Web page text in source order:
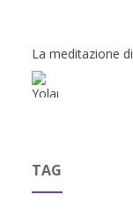
La meditazione
TAG